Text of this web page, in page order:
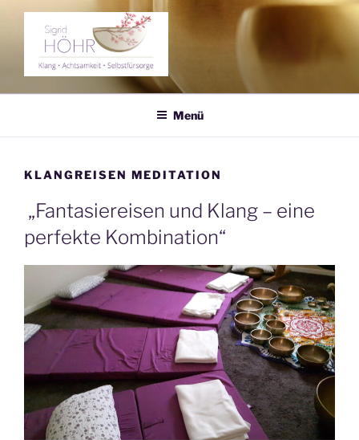
Zum
springen
KLANGERLEBNIS SIGRID
Klang – Achtsamkeit – Selbstfürsorge
Menü
KLANGREISEN MEDITATION
„Fantasiereisen und Klang – eine
perfekte Kombination“